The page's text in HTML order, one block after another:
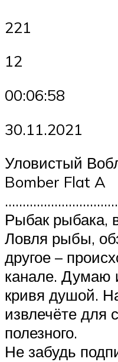
221
12
00:06:58
30.11.2021
Уловистый
Bomber Flat A
…………………………..
Рыбак рыбака,
Ловля рыбы,
другое –
канале. Думаю
кривя душой.
извлечёте для
полезного.
Не забудь